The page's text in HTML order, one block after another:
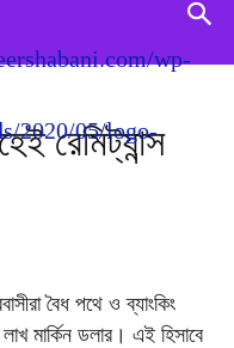
রেমিট্যান্স
বৈধ পথে ও ব্যাংকিং
মার্কিন ডলার। এই হিসাবে